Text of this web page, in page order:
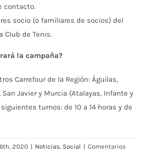
contacto.
socio (o familiares de socios) del
Club de Tenis.
la campaña?
Carrefour de la Región: Águilas,
San Javier y Murcia (Atalayas, Infante y
turnos: de 10 a 14 horas y de
2020 | Noticias, Social | Comentarios